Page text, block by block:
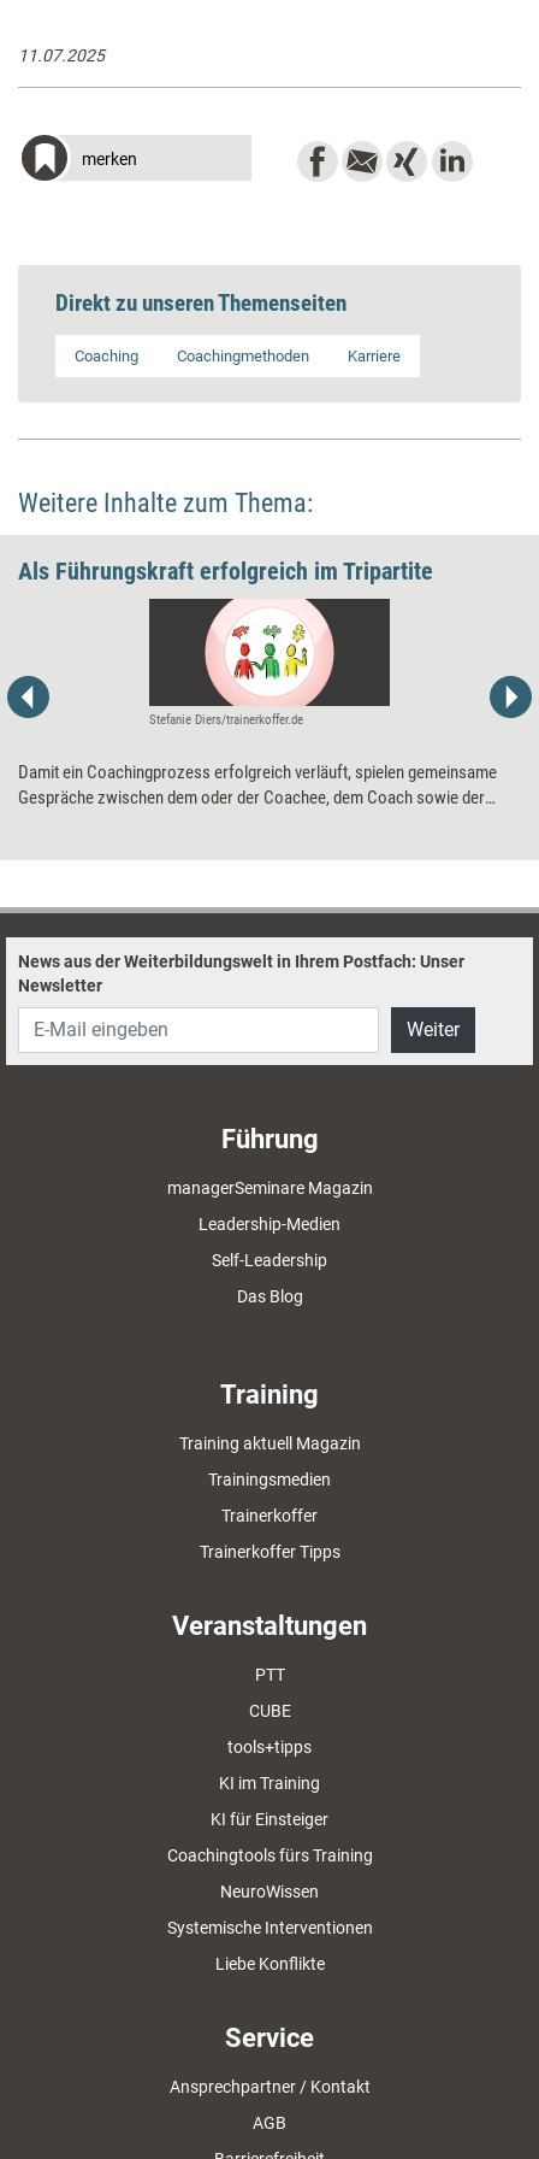
11.07.2025
merken
Direkt zu unseren Themenseiten
Coaching Coachingmethoden Karriere
Weitere Inhalte zum Thema:
Als Führungskraft erfolgreich im Tripartite
Stefanie Diers/trainerkoffer.de
Damit ein Coachingprozess erfolgreich verläuft, spielen gemeinsame
Gespräche zwischen dem oder der Coachee, dem Coach sowie der
News aus der Weiterbildungswelt in Ihrem Postfach: Unser
Newsletter
Weiter
Führung
managerSeminare Magazin
Leadership-Medien
Self-Leadership
Das Blog
Training
Training aktuell Magazin
Trainingsmedien
Trainerkoffer
Trainerkoffer Tipps
Veranstaltungen
PTT
CUBE
tools+tipps
KI im Training
KI für Einsteiger
Coachingtools fürs Training
NeuroWissen
Systemische Interventionen
Liebe Konflikte
Service
Ansprechpartner / Kontakt
AGB